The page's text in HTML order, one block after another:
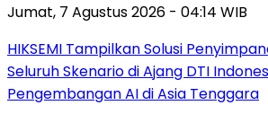
Jumat, 7 Agustus 2026 - 04:14 WIB
HIKSEMI Tampilkan Solusi
Seluruh Skenario di Ajang DTI
Pengembangan AI di Asia Tenggara